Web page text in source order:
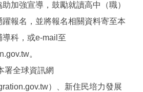
助加強宣導，鼓勵就讀高中（職）
報名，並將報名相關資料寄至本
科，或e-mail至
。
署全球資訊網
）、新住民培力發展